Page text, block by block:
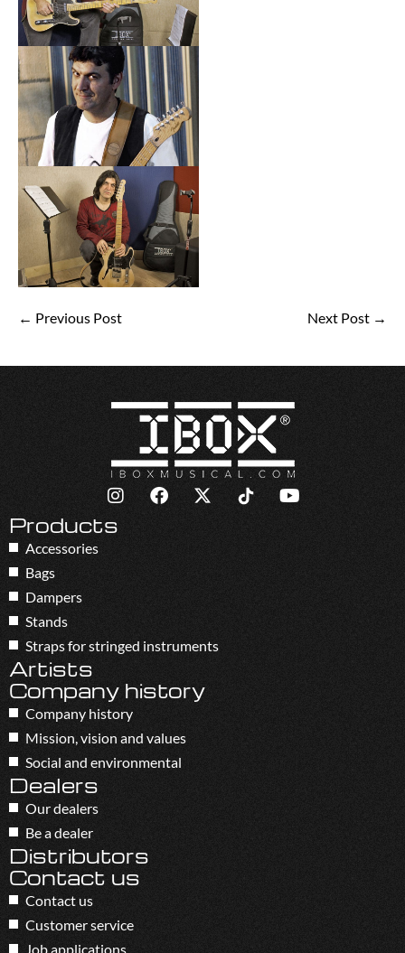
← Previous Post Next Post →
Products
Accessories
Bags
Dampers
Stands
Straps for stringed instruments
Artists
Company history
Company history
Mission, vision and values
Social and environmental
Dealers
Our dealers
Be a dealer
Distributors
Contact us
Contact us
Customer service
Job applications